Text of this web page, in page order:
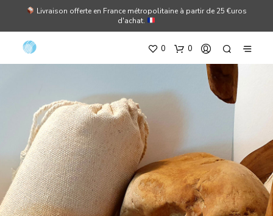
Livraison offerte en France métropolitaine à partir de 25 €uros
d'achat.
0 0